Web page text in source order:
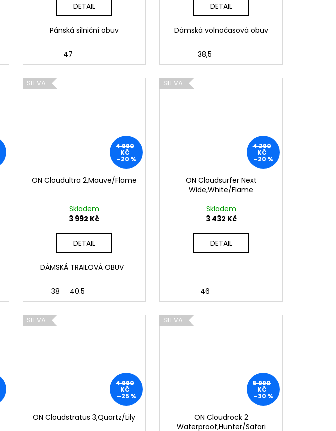
DETAIL
Pánská silniční obuv
47
DETAIL
Dámská volnočasová obuv
38,5
SLEVA
4 990
KČ
–20 %
ON Cloudultra 2,Mauve/Flame
Skladem
3 992 Kč
DETAIL
DÁMSKÁ TRAILOVÁ OBUV
38 40.5
SLEVA
4 290
KČ
–20 %
ON Cloudsurfer Next
Wide,White/Flame
Skladem
3 432 Kč
DETAIL
46
SLEVA
4 990
KČ
–25 %
ON Cloudstratus 3,Quartz/Lily
SLEVA
5 990
KČ
–30 %
ON Cloudrock 2
Waterproof,Hunter/Safari